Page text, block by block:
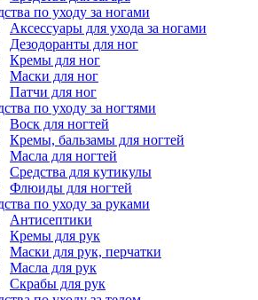
по уходу за ногами
Аксессуары для ухода за ногами
Дезодоранты для ног
Кремы для ног
Маски для ног
Патчи для ног
по уходу за ногтями
Воск для ногтей
Кремы, бальзамы для ногтей
Масла для ногтей
Средства для кутикулы
Флюиды для ногтей
по уходу за руками
Антисептики
Кремы для рук
Маски для рук, перчатки
Масла для рук
Скрабы для рук